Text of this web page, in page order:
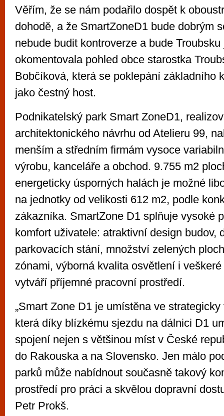
Věřím, že se nám podařilo dospět k
dohodě, a že SmartZoneD1 bude dobrým
nebude budit kontroverze a bude
okomentovala pohled obce starostka
Bobčíková, která se poklepání základního
jako čestný host.
Podnikatelský park Smart ZoneD1,
architektonického návrhu od Atelieru 99,
menším a středním firmám vysoce
výrobu, kanceláře a obchod. 9.755 m2
energeticky úsporných halách je možné
na jednotky od velikosti 612 m2, podle
zákazníka. SmartZone D1 splňuje vysoké
komfort uživatele: atraktivní design budov,
parkovacích stání, množství zelených
zónami, výborná kvalita osvětlení i
vytváří příjemné pracovní prostředí.
„Smart Zone D1 je umístěna ve
která díky blízkému sjezdu na dálnici D1
spojení nejen s většinou míst v České
do Rakouska a na Slovensko. Jen málo
parků může nabídnout současně takový
prostředí pro práci a skvělou dopravní
Petr Prokš.